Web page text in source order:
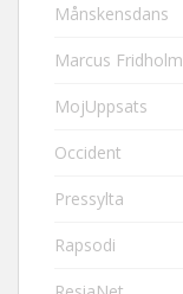
Månskensdans
Marcus Fridholm
MojUppsats
Occident
Pressylta
Rapsodi